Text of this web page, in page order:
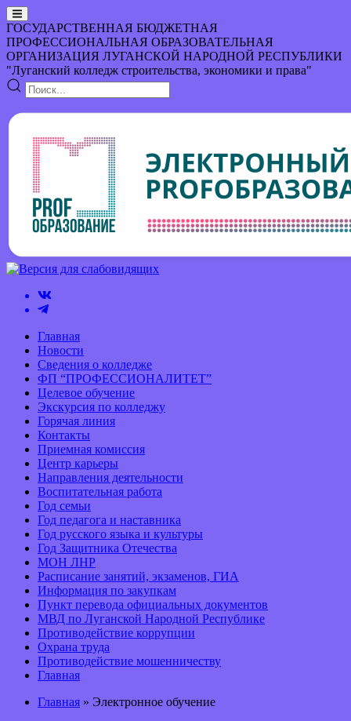
ГОСУДАРСТВЕННАЯ БЮДЖЕТНАЯ
ПРОФЕССИОНАЛЬНАЯ ОБРАЗОВАТЕЛЬНАЯ
ОРГАНИЗАЦИЯ ЛУГАНСКОЙ НАРОДНОЙ РЕСПУБЛИКИ
"Луганский колледж строительства, экономики и права"
Главная
Новости
Сведения о колледже
ФП “ПРОФЕССИОНАЛИТЕТ”
Целевое обучение
Экскурсия по колледжу
Горячая линия
Контакты
Приемная комиссия
Центр карьеры
Направления деятельности
Воспитательная работа
Год семьи
Год педагога и наставника
Год русского языка и культуры
Год Защитника Отечества
МОН ЛНР
Расписание занятий, экзаменов, ГИА
Информация по закупкам
Пункт перевода официальных документов
МВД по Луганской Народной Республике
Противодействие коррупции
Охрана труда
Противодействие мошенничеству
Главная
Главная » Электронное обучение